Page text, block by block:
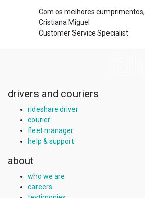
Com os melhores cumprimentos,
Cristiana Miguel
Customer Service Specialist
drivers and couriers
rideshare driver
courier
fleet manager
help & support
about
who we are
careers